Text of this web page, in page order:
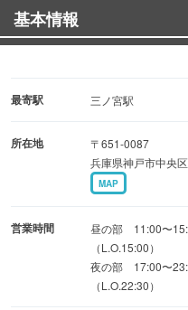
チキンカレー 750円(税抜)
キーマカレー 800円(税抜)
ベジタブルカレー850 (税抜)
シシケバブ 700(税
プレンナン 320(税
チーズナン 500円(税
ガリックナン 450円(
そのほかアラカルトメニ
軽にお問い合わせくださ
お持ち帰りはお会計から
基本情報
最寄駅 三ノ宮駅
所在地
〒651-0087
兵庫県神戸市中央
MAP
営業時間
昼の部 11:00〜
（L.O.15:00）
夜の部 17:00〜
（L.O.22:30）